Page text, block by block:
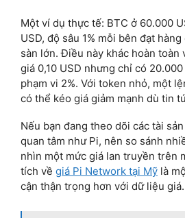
Một ví dụ thực tế: BTC ở 60.000
USD, độ sâu 1% mỗi bên đạt
sàn lớn. Điều này khác hoàn toàn
giá 0,10 USD nhưng chỉ có
phạm vi 2%. Với token nhỏ, một
có thể kéo giá giảm mạnh dù tin
Nếu bạn đang theo dõi các tài
quan tâm như Pi, nên so sánh
nhìn một mức giá lan truyền trên
tích về giá Pi Network tại Mỹ là
cận thận trọng hơn với dữ liệu giá.